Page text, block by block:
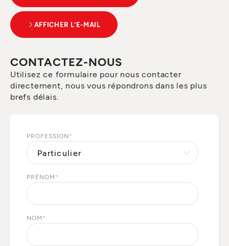
AFFICHER L'E-MAIL
CONTACTEZ-NOUS
Utilisez ce formulaire pour nous contacter
directement, nous vous répondrons dans les plus
brefs délais.
PROFESSION *
PRÉNOM *
NOM *